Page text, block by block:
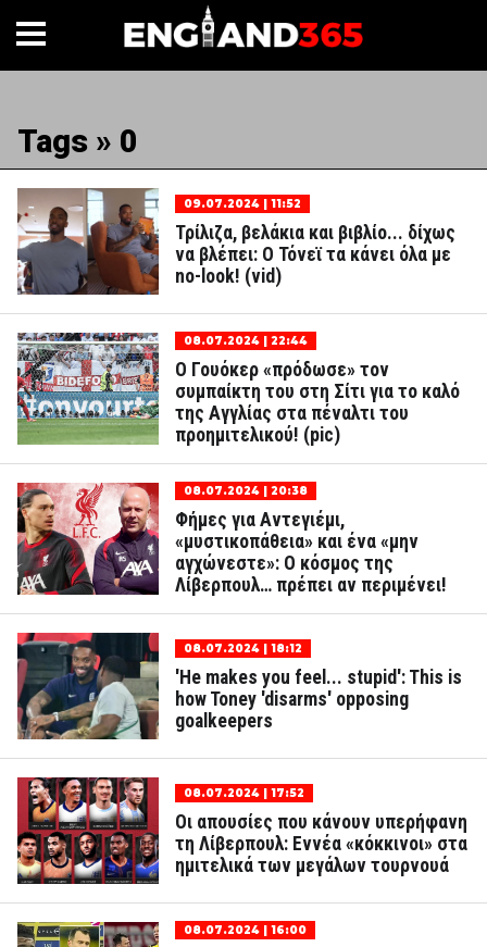
Tags » 0
09.07.2024 | 11:52
Τρίλιζα, βελάκια και βιβλίο... δίχως
να βλέπει: Ο Τόνεϊ τα κάνει όλα με
no-look! (vid)
08.07.2024 | 22:44
Ο Γουόκερ «πρόδωσε» τον
συμπαίκτη του στη Σίτι για το καλό
της Αγγλίας στα πέναλτι του
προημιτελικού! (pic)
08.07.2024 | 20:38
Φήμες για Αντεγιέμι,
«μυστικοπάθεια» και ένα «μην
αγχώνεστε»: Ο κόσμος της
Λίβερπουλ… πρέπει αν περιμένει!
08.07.2024 | 18:12
'He makes you feel... stupid': This is
how Toney 'disarms' opposing
goalkeepers
08.07.2024 | 17:52
Οι απουσίες που κάνουν υπερήφανη
τη Λίβερπουλ: Εννέα «κόκκινοι» στα
ημιτελικά των μεγάλων τουρνουά
08.07.2024 | 16:00